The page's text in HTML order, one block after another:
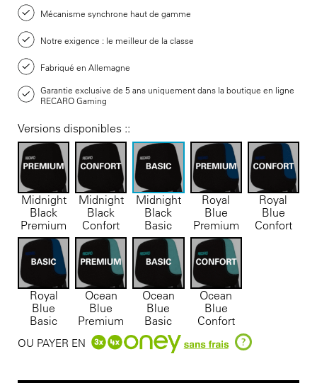
Mécanisme synchrone haut de gamme
Notre exigence : le meilleur de la classe
Fabriqué en Allemagne
Garantie exclusive de 5 ans uniquement dans la boutique en ligne
RECARO Gaming
Versions disponibles ::
Midnight
Black
Premium
Midnight
Black
Confort
Midnight
Black
Basic
Royal
Blue
Premium
Royal
Blue
Confort
Royal
Blue
Basic
Ocean
Blue
Premium
Ocean
Blue
Basic
Ocean
Blue
Confort
OU PAYER EN ?